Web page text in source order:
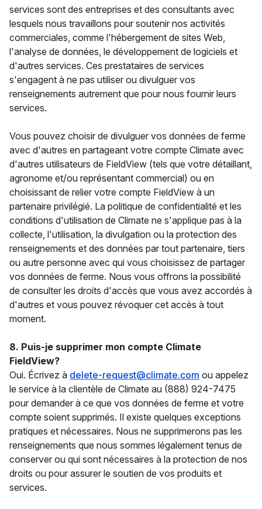
services sont des entreprises et des consultants avec
lesquels nous travaillons pour soutenir nos activités
commerciales, comme l'hébergement de sites Web,
l'analyse de données, le développement de logiciels et
d'autres services. Ces prestataires de services
s'engagent à ne pas utiliser ou divulguer vos
renseignements autrement que pour nous fournir leurs
services.
Vous pouvez choisir de divulguer vos données de ferme
avec d'autres en partageant votre compte Climate avec
d'autres utilisateurs de FieldView (tels que votre détaillant,
agronome et/ou représentant commercial) ou en
choisissant de relier votre compte FieldView à un
partenaire privilégié. La politique de confidentialité et les
conditions d'utilisation de Climate ne s'applique pas à la
collecte, l'utilisation, la divulgation ou la protection des
renseignements et des données par tout partenaire, tiers
ou autre personne avec qui vous choisissez de partager
vos données de ferme. Nous vous offrons la possibilité
de consulter les droits d'accès que vous avez accordés à
d'autres et vous pouvez révoquer cet accès à tout
moment.
8. Puis-je supprimer mon compte Climate
FieldView?
Oui. Écrivez à delete-request@climate.com ou appelez
le service à la clientèle de Climate au (888) 924-7475
pour demander à ce que vos données de ferme et votre
compte soient supprimés. Il existe quelques exceptions
pratiques et nécessaires. Nous ne supprimerons pas les
renseignements que nous sommes légalement tenus de
conserver ou qui sont nécessaires à la protection de nos
droits ou pour assurer le soutien de vos produits et
services.